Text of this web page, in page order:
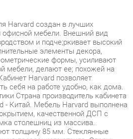
мебели. Внешний вид
и подчe;ркивает высокий
элементы декора,
формы, усиливают
мебели, делают еe; похожей на
Harvard позволяет
себя на работе удобно, как дома.
Страна производитель кабинета
Китай. Мебель Harvard выполнена
качественной ДСП с
столешниц из массива.
толщину 85 мм. Стеклянные
прозрачного стекла. Опоры
благодаря чему мебель
поверхности. Верхний ящик